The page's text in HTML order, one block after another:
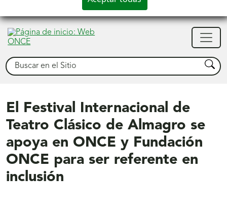
Buscar Buscar
El Festival Internacional de
Teatro Clásico de Almagro se
apoya en ONCE y Fundación
ONCE para ser referente en
inclusión